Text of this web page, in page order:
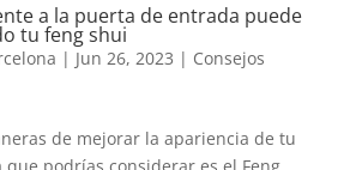
a la puerta de entrada puede
tu feng shui
| Jun 26, 2023 | Consejos
de mejorar la apariencia de tu